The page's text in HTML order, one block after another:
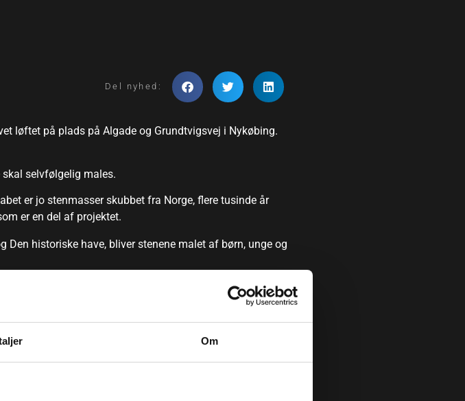
Om
Del nyhed:
løftet på plads på Algade og Grundtvigsvej i Nykøbing.
skal selvfølgelig males.
er jo stenmasser skubbet fra Norge, flere tusinde år
er en del af projektet.
Den historiske have, bliver stenene malet af børn, unge og
Museum Vestsjælland (Odsherred Museum),